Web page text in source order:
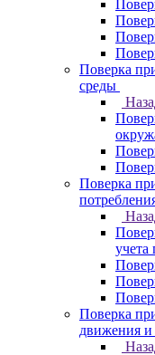
Поверка
среды
Поверка
учета
Поверка
движения и